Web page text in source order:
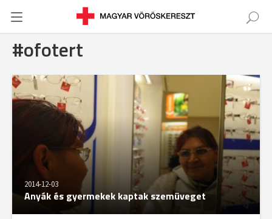
#ofotert
2014-12-03
Anyák és gyermekek kaptak szemüveget